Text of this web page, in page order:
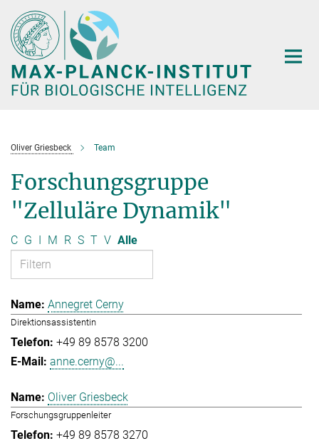
Hauptinhalt
Oliver Griesbeck Team
Forschungsgruppe
"Zelluläre Dynamik"
C G I M R S T V Alle
Annegret Cerny
Direktionsassistentin
+49 89 8578 3200
anne.cerny@...
Oliver Griesbeck
Forschungsgruppenleiter
+49 89 8578 3270